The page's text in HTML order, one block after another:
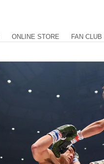
ONLINE STORE FAN CLUB